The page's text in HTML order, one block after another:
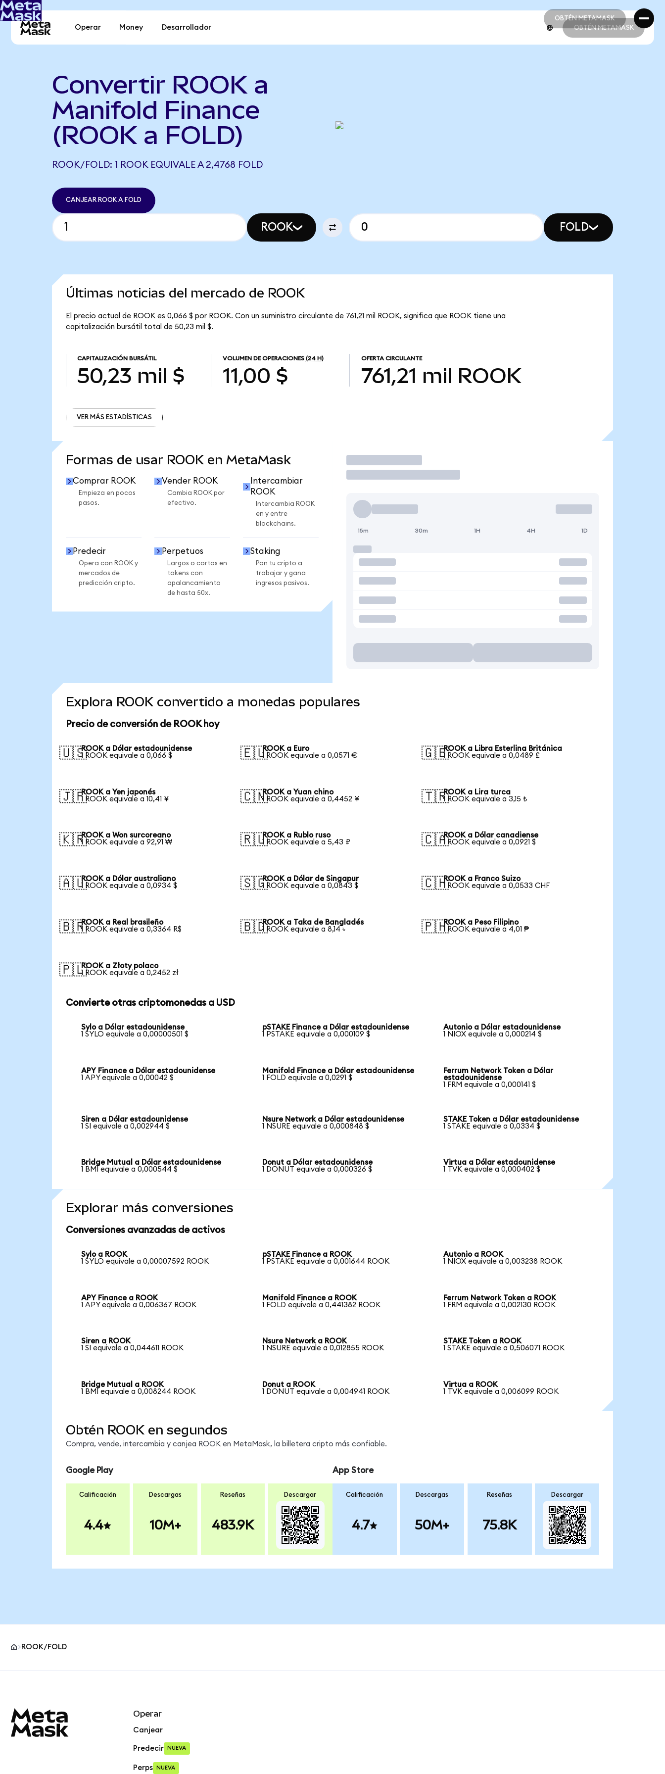
OBTÉN METAMASK
OBTÉN METAMASK
Operar Money Desarrollador OBTÉN METAMASK
Convertir ROOK a
Manifold Finance
(ROOK a FOLD)
ROOK/FOLD: 1 ROOK EQUIVALE A 2,4768 FOLD
CANJEAR ROOK A FOLD
ROOK FOLD
Últimas noticias del mercado de ROOK
El precio actual de ROOK es 0,066 $ por ROOK. Con un suministro circulante de 761,21 mil ROOK, significa que ROOK tiene una
capitalización bursátil total de 50,23 mil $.
CAPITALIZACIÓN BURSÁTIL
50,23 mil $
VOLUMEN DE OPERACIONES (24 H)
11,00 $
OFERTA CIRCULANTE
761,21 mil ROOK
VER MÁS ESTADÍSTICAS
Formas de usar ROOK en MetaMask
Comprar ROOK
Empieza en pocos
pasos.
Vender ROOK
Cambia ROOK por
efectivo.
Intercambiar
ROOK
Intercambia ROOK
en y entre
blockchains.
Predecir
Opera con ROOK y
mercados de
predicción cripto.
Perpetuos
Largos o cortos en
tokens con
apalancamiento
de hasta 50x.
Staking
Pon tu cripto a
trabajar y gana
ingresos pasivos.
Operar
15m 30m 1H 4H 1D
Explora ROOK convertido a monedas populares
Precio de conversión de ROOK hoy
🇺🇸ROOK a Dólar estadounidense
1 ROOK equivale a 0,066 $
🇪🇺ROOK a Euro
1 ROOK equivale a 0,0571 €
🇬🇧ROOK a Libra Esterlina Británica
1 ROOK equivale a 0,0489 £
🇯🇵ROOK a Yen japonés
1 ROOK equivale a 10,41 ¥
🇨🇳ROOK a Yuan chino
1 ROOK equivale a 0,4452 ¥
🇹🇷ROOK a Lira turca
1 ROOK equivale a 3,15 ₺
🇰🇷ROOK a Won surcoreano
1 ROOK equivale a 92,91 ₩
🇷🇺ROOK a Rublo ruso
1 ROOK equivale a 5,43 ₽
🇨🇦ROOK a Dólar canadiense
1 ROOK equivale a 0,0921 $
🇦🇺ROOK a Dólar australiano
1 ROOK equivale a 0,0934 $
🇸🇬ROOK a Dólar de Singapur
1 ROOK equivale a 0,0843 $
🇨🇭ROOK a Franco Suizo
1 ROOK equivale a 0,0533 CHF
🇧🇷ROOK a Real brasileño
1 ROOK equivale a 0,3364 R$
🇧🇩ROOK a Taka de Bangladés
1 ROOK equivale a 8,14 ৳
🇵🇭ROOK a Peso Filipino
1 ROOK equivale a 4,01 ₱
🇵🇱ROOK a Złoty polaco
1 ROOK equivale a 0,2452 zł
Convierte otras criptomonedas a USD
Sylo a Dólar estadounidense
1 SYLO equivale a 0,00000501 $
pSTAKE Finance a Dólar estadounidense
1 PSTAKE equivale a 0,000109 $
Autonio a Dólar estadounidense
1 NIOX equivale a 0,000214 $
APY Finance a Dólar estadounidense
1 APY equivale a 0,00042 $
Manifold Finance a Dólar estadounidense
1 FOLD equivale a 0,0291 $
Ferrum Network Token a Dólar
estadounidense
1 FRM equivale a 0,000141 $
Siren a Dólar estadounidense
1 SI equivale a 0,002944 $
Nsure Network a Dólar estadounidense
1 NSURE equivale a 0,000848 $
STAKE Token a Dólar estadounidense
1 STAKE equivale a 0,0334 $
Bridge Mutual a Dólar estadounidense
1 BMI equivale a 0,000544 $
Donut a Dólar estadounidense
1 DONUT equivale a 0,000326 $
Virtua a Dólar estadounidense
1 TVK equivale a 0,000402 $
Explorar más conversiones
Conversiones avanzadas de activos
Sylo a ROOK
1 SYLO equivale a 0,00007592 ROOK
pSTAKE Finance a ROOK
1 PSTAKE equivale a 0,001644 ROOK
Autonio a ROOK
1 NIOX equivale a 0,003238 ROOK
APY Finance a ROOK
1 APY equivale a 0,006367 ROOK
Manifold Finance a ROOK
1 FOLD equivale a 0,441382 ROOK
Ferrum Network Token a ROOK
1 FRM equivale a 0,002130 ROOK
Siren a ROOK
1 SI equivale a 0,044611 ROOK
Nsure Network a ROOK
1 NSURE equivale a 0,012855 ROOK
STAKE Token a ROOK
1 STAKE equivale a 0,506071 ROOK
Bridge Mutual a ROOK
1 BMI equivale a 0,008244 ROOK
Donut a ROOK
1 DONUT equivale a 0,004941 ROOK
Virtua a ROOK
1 TVK equivale a 0,006099 ROOK
Obtén ROOK en segundos
Compra, vende, intercambia y canjea ROOK en MetaMask, la billetera cripto más confiable.
Google Play
Calificación
4.4
Descargas
10M+
Reseñas
483.9K
Descargar
App Store
Calificación
4.7
Descargas
50M+
Reseñas
75.8K
Descargar
ROOK/FOLD
Operar
Canjear
Predecir NUEVA
Perps NUEVA